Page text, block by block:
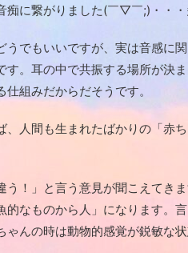
痴に繋がりました(￣▽￣;)・・・
でもいいですが、実は音感に
す。耳の中で共振する場所が決
仕組みだからだそうです。
人間も生まれたばかりの「赤
！」と言う意見が聞こえてき
的なものから人」になります。
ゃんの時は動物的感覚が鋭敏な状